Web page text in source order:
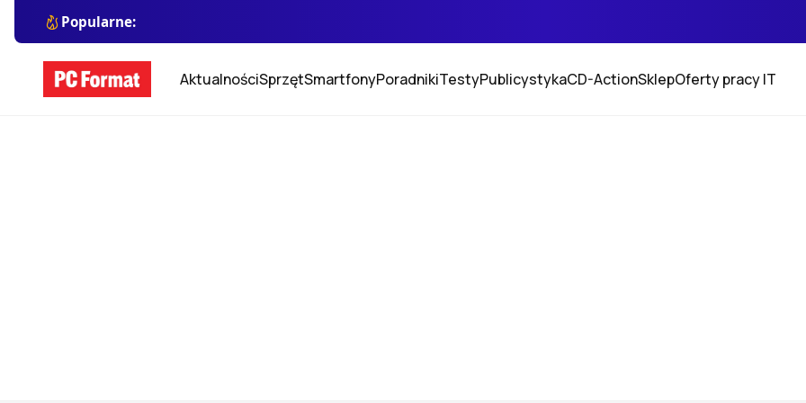
Popularne:
AktualnościSprzętSmartfonyPoradnikiTestyPublicystykaCD-ActionSklepOferty pracy IT